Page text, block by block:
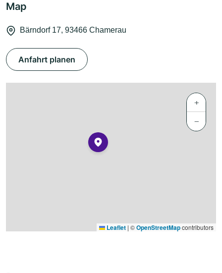
Map
Bärndorf 17, 93466 Chamerau
Anfahrt planen
+
−
Leaflet | ©OpenStreetMapcontributors